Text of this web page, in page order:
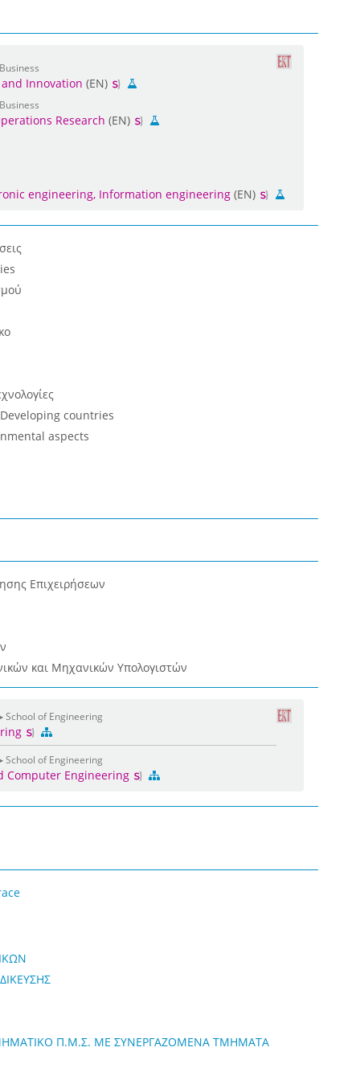
Innovation (EN)
Research (EN)
engineering, Information engineering(EN)
countries
aspects
Επιχειρήσεων
και Μηχανικών Υπολογιστών
of Engineering
of Engineering
Computer Engineering
Π.Μ.Σ. ΜΕ ΣΥΝΕΡΓΑΖΟΜΕΝΑ ΤΜΗΜΑΤΑ